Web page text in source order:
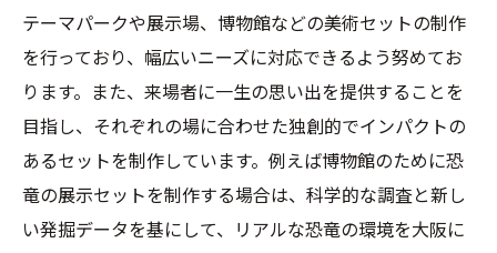
テーマパークや展示場、博物館などの美術セットの制作
を行っており、幅広いニーズに対応できるよう努めてお
ります。また、来場者に一生の思い出を提供することを
目指し、それぞれの場に合わせた独創的でインパクトの
あるセットを制作しています。例えば博物館のために恐
竜の展示セットを制作する場合は、科学的な調査と新し
い発掘データを基にして、リアルな恐竜の環境を大阪に